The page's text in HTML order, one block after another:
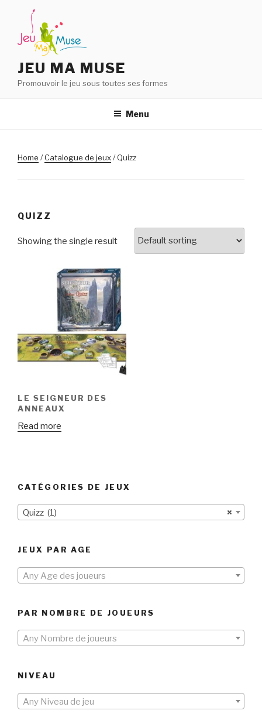
contenu
principal
JEU MA MUSE
Promouvoir le jeu sous toutes ses formes
Menu
Home /Catalogue de jeux/ Quizz
QUIZZ
Showing the single result
LE SEIGNEUR DES
ANNEAUX
Read more
CATÉGORIES DE JEUX
×
Quizz (1)
JEUX PAR AGE
Any Age des joueurs
PAR NOMBRE DE JOUEURS
Any Nombre de joueurs
NIVEAU
Any Niveau de jeu